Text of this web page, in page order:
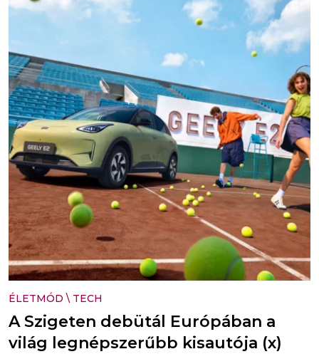
ÉLETMÓD \ TECH
A Szigeten debütál Európában a
világ legnépszerűbb kisautója (x)